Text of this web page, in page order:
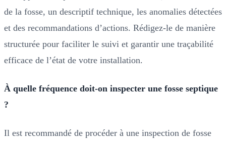
de la fosse, un descriptif technique, les anomalies détectées
et des recommandations d’actions. Rédigez-le de manière
structurée pour faciliter le suivi et garantir une traçabilité
efficace de l’état de votre installation.
À quelle fréquence doit-on inspecter une fosse septique
?
Il est recommandé de procéder à une inspection de fosse